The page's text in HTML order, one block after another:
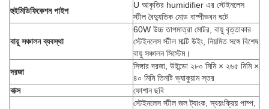
হুইমিডিফিকেশন পাইপ
U আকৃতির humidifier এর স্টেইনলেস
স্টীল বৈদ্যুতিক মোড বাষ্পীভবন ঘটে
বায়ু সঞ্চালন ব্যবস্থা
60W উচ্চ তাপমাত্রা মোটর, বায়ু বৃত্তাকার
স্টেইনলেস স্টীল মাল্টি উইং, নিয়মিত সঙ্গে বিশেষ
বায়ু সঞ্চালন সিস্টেম।
দরজা
সিঙ্গার দরজা, উইন্ডো ২৮০ মিমি × ২৬৫ মিমি ×
৪০ মিমি তিনটি ভ্যাকুয়াম স্তর
বাক্স
ফোশান ছবি
স্টেইনলেস স্টীল জল ট্যাংক, স্বয়ংক্রিয় পাম্প,